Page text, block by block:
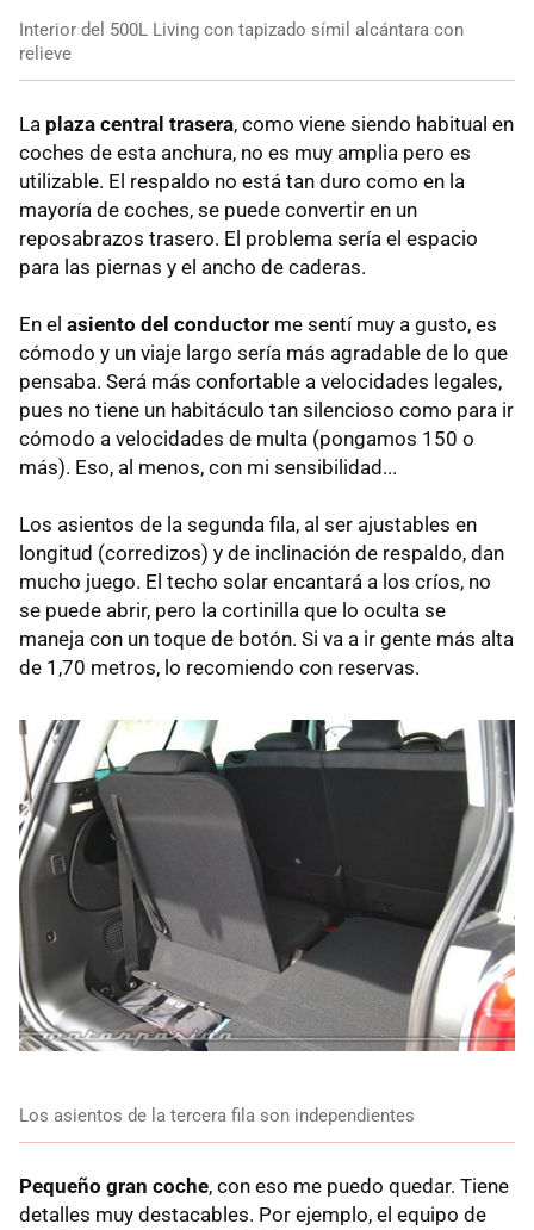
Interior del 500L Living con tapizado símil alcántara con
relieve
La plaza central trasera, como viene siendo habitual en
coches de esta anchura, no es muy amplia pero es
utilizable. El respaldo no está tan duro como en la
mayoría de coches, se puede convertir en un
reposabrazos trasero. El problema sería el espacio
para las piernas y el ancho de caderas.
En el asiento del conductor me sentí muy a gusto, es
cómodo y un viaje largo sería más agradable de lo que
pensaba. Será más confortable a velocidades legales,
pues no tiene un habitáculo tan silencioso como para ir
cómodo a velocidades de multa (pongamos 150 o
más). Eso, al menos, con mi sensibilidad...
Los asientos de la segunda fila, al ser ajustables en
longitud (corredizos) y de inclinación de respaldo, dan
mucho juego. El techo solar encantará a los críos, no
se puede abrir, pero la cortinilla que lo oculta se
maneja con un toque de botón. Si va a ir gente más alta
de 1,70 metros, lo recomiendo con reservas.
Los asientos de la tercera fila son independientes
Pequeño gran coche, con eso me puedo quedar. Tiene
detalles muy destacables. Por ejemplo, el equipo de